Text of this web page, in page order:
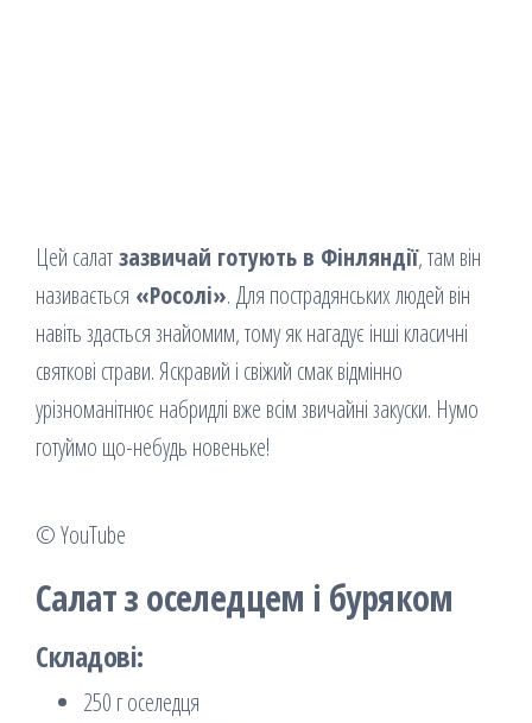
Цей салатзазвичай готують в Фінляндії, там він
називається «Росолі». Для пострадянських людей він
навіть здасться знайомим, тому як нагадує інші класичні
святкові страви. Яскравий і свіжий смак відмінно
урізноманітнює набридлі вже всім звичайні закуски. Нумо
готуймо що-небудь новеньке!
© YouTube
Салат з оселедцем і буряком
Складові:
250 г оселедця